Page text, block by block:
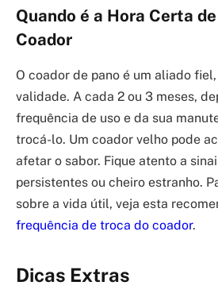
Quando é a Hora Certa
Coador
O coador de pano é um aliado
validade. A cada 2 ou 3 meses,
frequência de uso e da sua
trocá-lo. Um coador velho pode
afetar o sabor. Fique atento a
persistentes ou cheiro estranho.
sobre a vida útil, veja esta
frequência de troca do coador.
Dicas Extras